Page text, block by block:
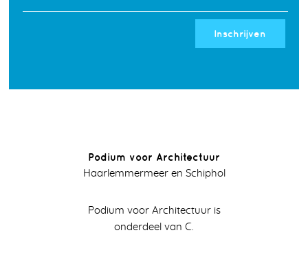
Inschrijven
Podium voor Architectuur
Haarlemmermeer en Schiphol
Podium voor Architectuur is
onderdeel van C.